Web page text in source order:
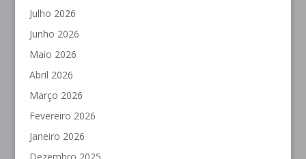
Julho 2026
Junho 2026
Maio 2026
Abril 2026
Março 2026
Fevereiro 2026
Janeiro 2026